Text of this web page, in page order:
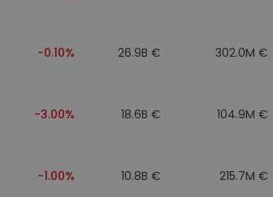
-0.10% 26.9B € 302.0M €
-3.00% 18.6B € 104.9M €
-1.00% 10.8B € 215.7M €